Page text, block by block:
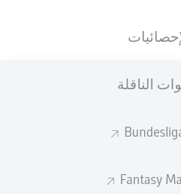
الناقلة
Fantasy